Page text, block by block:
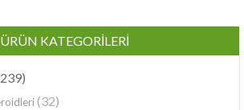
ÜRÜN KATEGORILERI
(32)